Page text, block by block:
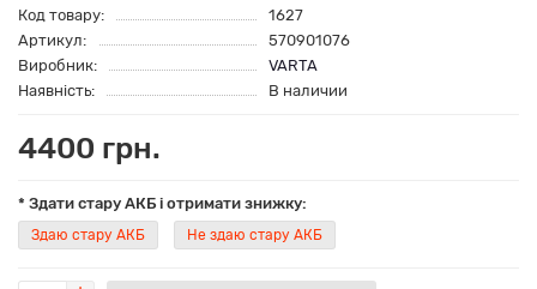
Код товару:
1627
Артикул:
570901076
Виробник:
VARTA
Наявність:
В наличии
4400 грн.
* Здати стару АКБ і отримати знижку:
Здаю стару АКБ Не здаю стару АКБ